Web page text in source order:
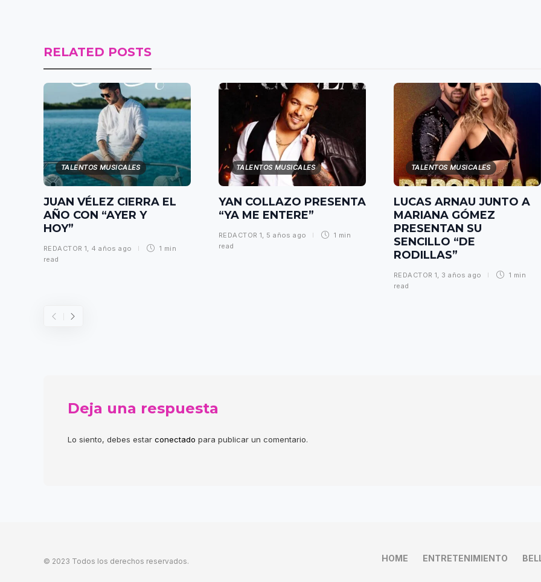
RELATED POSTS
TALENTOS MUSICALES
JUAN VÉLEZ CIERRA EL
AÑO CON “AYER Y
HOY”
REDACTOR 1, 4 años ago
1 min
read
TALENTOS MUSICALES
YAN COLLAZO PRESENTA
“YA ME ENTERE”
REDACTOR 1, 5 años ago
1 min
read
TALENTOS MUSICALES
LUCAS ARNAU JUNTO A
MARIANA GÓMEZ
PRESENTAN SU
SENCILLO “DE
RODILLAS”
REDACTOR 1, 3 años ago
1 min
read
Deja una respuesta
Lo siento, debes estar conectado para publicar un comentario.
© 2023 Todos los derechos reservados. HOME ENTRETENIMIENTO